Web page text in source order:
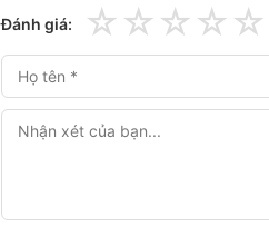
Đánh giá: ☆ ☆ ☆ ☆ ☆